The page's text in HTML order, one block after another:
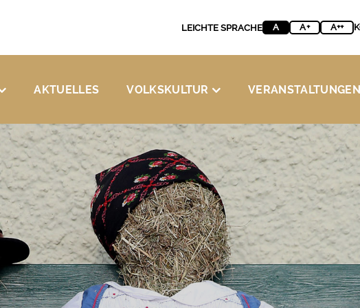
LEICHTE SPRACHE A A+ A++
AKTUELLES VOLKSKULTUR VERANSTALTUNGEN